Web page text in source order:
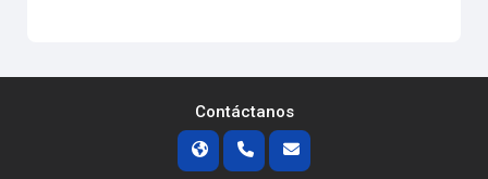
Contáctanos